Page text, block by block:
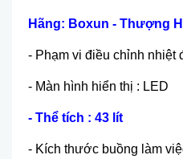
Hãng: Boxun - Thượng
- Phạm vi điều chỉnh nhiệt
- Màn hình hiển thị : LED
- Thể tích : 43 lít
- Kích thước buồng làm